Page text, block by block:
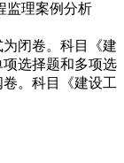
监理案例分析
闭卷。科目《建
选择题和多项选
。科目《建设工